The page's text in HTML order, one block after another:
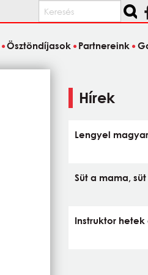
Keresés
Ösztöndíjasok Partnereink
Hírek
Lengyel
Süt a mama,
Instruktor hetek